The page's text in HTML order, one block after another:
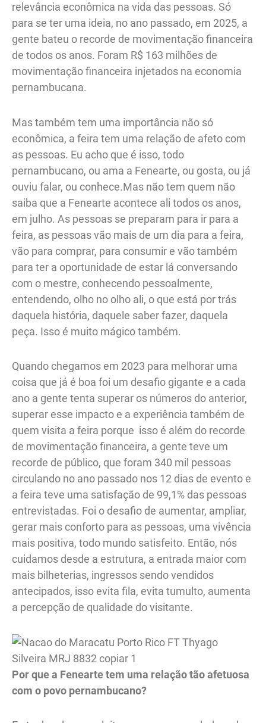
relevância econômica na vida das pessoas. Só
para se ter uma ideia, no ano passado, em 2025, a
gente bateu o recorde de movimentação financeira
de todos os anos. Foram R$ 163 milhões de
movimentação financeira injetados na economia
pernambucana.
Mas também tem uma importância não só
econômica, a feira tem uma relação de afeto com
as pessoas. Eu acho que é isso, todo
pernambucano, ou ama a Fenearte, ou gosta, ou já
ouviu falar, ou conhece.Mas não tem quem não
saiba que a Fenearte acontece ali todos os anos,
em julho. As pessoas se preparam para ir para a
feira, as pessoas vão mais de um dia para a feira,
vão para comprar, para consumir e vão também
para ter a oportunidade de estar lá conversando
com o mestre, conhecendo pessoalmente,
entendendo, olho no olho ali, o que está por trás
daquela história, daquele saber fazer, daquela
peça. Isso é muito mágico também.
Quando chegamos em 2023 para melhorar uma
coisa que já é boa foi um desafio gigante e a cada
ano a gente tenta superar os números do anterior,
superar esse impacto e a experiência também de
quem visita a feira porque isso é além do recorde
de movimentação financeira, a gente teve um
recorde de público, que foram 340 mil pessoas
circulando no ano passado nos 12 dias de evento e
a feira teve uma satisfação de 99,1% das pessoas
entrevistadas. Foi o desafio de aumentar, ampliar,
gerar mais conforto para as pessoas, uma vivência
mais positiva, todo mundo satisfeito. Então, nós
cuidamos desde a estrutura, a entrada maior com
mais bilheterias, ingressos sendo vendidos
antecipados, isso evita fila, evita tumulto, aumenta
a percepção de qualidade do visitante.
Por que a Fenearte tem uma relação tão afetuosa
com o povo pernambucano?